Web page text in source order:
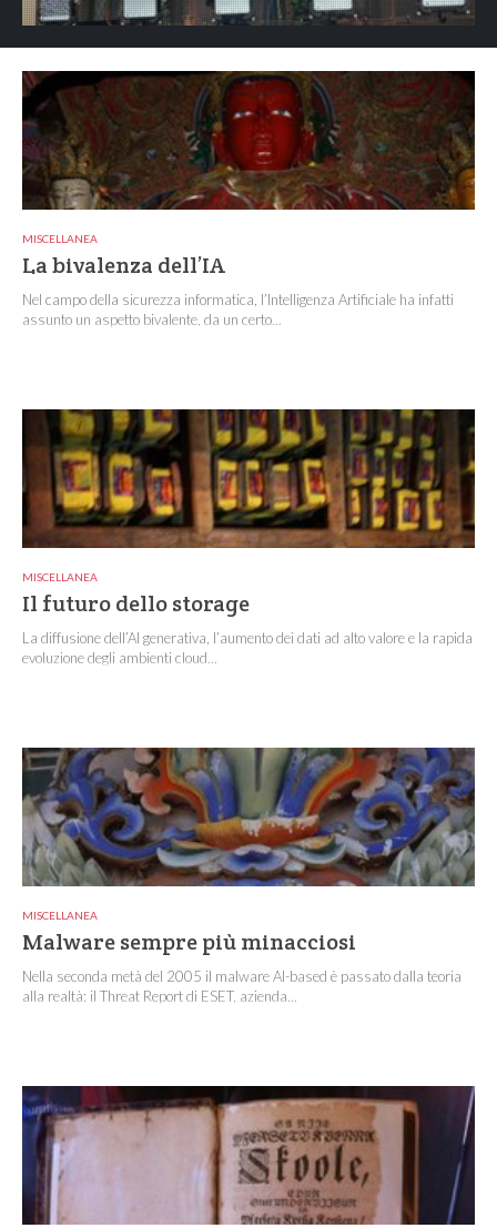
MISCELLANEA
La bivalenza dell’IA
Nel campo della sicurezza informatica, l’Intelligenza Artificiale ha infatti
assunto un aspetto bivalente, da un certo...
MISCELLANEA
Il futuro dello storage
La diffusione dell’AI generativa, l’aumento dei dati ad alto valore e la rapida
evoluzione degli ambienti cloud...
MISCELLANEA
Malware sempre più minacciosi
Nella seconda metà del 2005 il malware AI-based è passato dalla teoria
alla realtà: il Threat Report di ESET, azienda...